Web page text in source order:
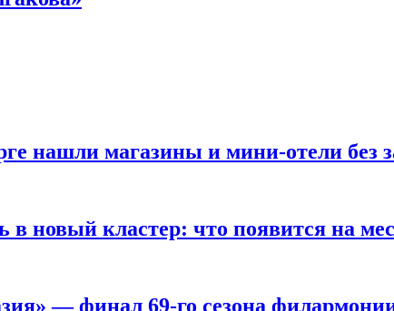
нашли магазины и мини-отели без
в новый кластер: что появится на
— финал 69-го сезона